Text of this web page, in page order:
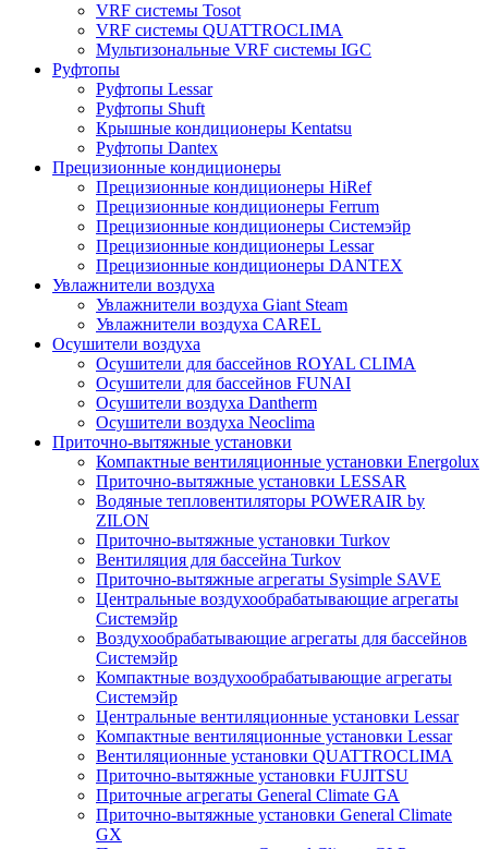
VRF системы Tosot
VRF системы QUATTROCLIMA
Мультизональные VRF системы IGC
Руфтопы
Руфтопы Lessar
Руфтопы Shuft
Крышные кондиционеры Kentatsu
Руфтопы Dantex
Прецизионные кондиционеры
Прецизионные кондиционеры HiRef
Прецизионные кондиционеры Ferrum
Прецизионные кондиционеры Системэйр
Прецизионные кондиционеры Lessar
Прецизионные кондиционеры DANTEX
Увлажнители воздуха
Увлажнители воздуха Giant Steam
Увлажнители воздуха CAREL
Осушители воздуха
Осушители для бассейнов ROYAL CLIMA
Осушители для бассейнов FUNAI
Осушители воздуха Dantherm
Осушители воздуха Neoclima
Приточно-вытяжные установки
Компактные вентиляционные установки Energolux
Приточно-вытяжные установки LESSAR
Водяные тепловентиляторы POWERAIR by
ZILON
Приточно-вытяжные установки Turkov
Вентиляция для бассейна Turkov
Приточно-вытяжные агрегаты Sysimple SAVE
Центральные воздухообрабатывающие агрегаты
Системэйр
Воздухообрабатывающие агрегаты для бассейнов
Системэйр
Компактные воздухообрабатывающие агрегаты
Системэйр
Центральные вентиляционные установки Lessar
Компактные вентиляционные установки Lessar
Вентиляционные установки QUATTROCLIMA
Приточно-вытяжные установки FUJITSU
Приточные агрегаты General Climate GA
Приточно-вытяжные установки General Climate
GX